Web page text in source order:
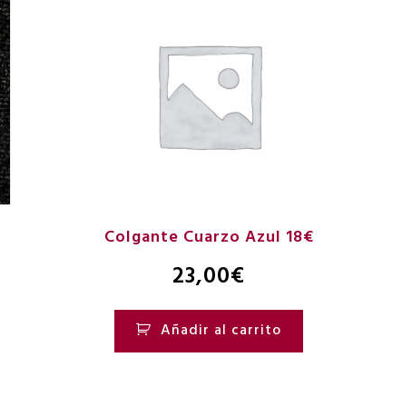
Colgante Cuarzo Azul 18€
23,00€
Añadir al carrito